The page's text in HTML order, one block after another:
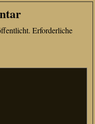
Erforderliche